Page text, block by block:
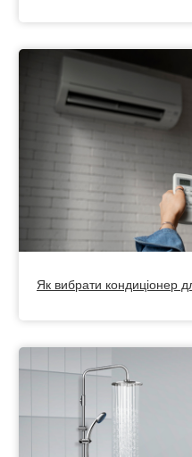
Як вибрати кондиціонер